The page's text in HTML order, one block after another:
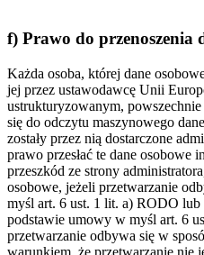
f) Prawo do przenoszenia
Każda osoba, której dane
jej przez ustawodawcę Unii
ustrukturyzowanym,
się do odczytu maszynowego
zostały przez nią dostarczone
prawo przesłać te dane osobowe
przeszkód ze strony
osobowe, jeżeli przetwarzanie
myśl art. 6 ust. 1 lit. a) RODO
podstawie umowy w myśl art. 6
przetwarzanie odbywa się w
warunkiem, że przetwarzanie nie